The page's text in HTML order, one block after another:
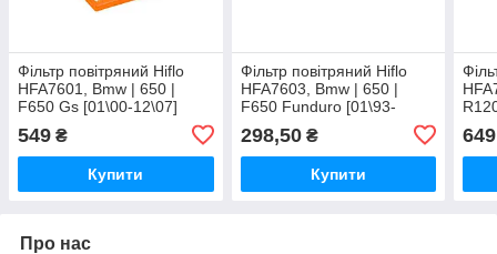
Фільтр повітряний Hiflo
HFA7601, Bmw | 650 |
F650 Gs [01\00-12\07]
549 ₴
Купити
Фільтр повітряний Hiflo
HFA7603, Bmw | 650 |
F650 Funduro [01\93-
298,50₴
Купити
Про нас